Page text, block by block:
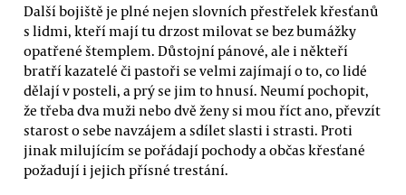
Další bojiště je plné nejen slovních přestřelek křesťanů
s lidmi, kteří mají tu drzost milovat se bez bumážky
opatřené štemplem. Důstojní pánové, ale i někteří
bratří kazatelé či pastoři se velmi zajímají o to, co lidé
dělají v posteli, a prý se jim to hnusí. Neumí pochopit,
že třeba dva muži nebo dvě ženy si mou říct ano, převzít
starost o sebe navzájem a sdílet slasti i strasti. Proti
jinak milujícím se pořádají pochody a občas křesťané
požadují i jejich přísné trestání.